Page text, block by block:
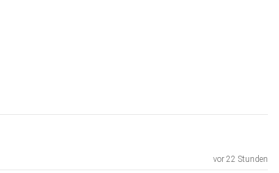
vor 22 Stunden